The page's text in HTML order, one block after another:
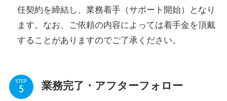
任契約を締結し、業務着手（サポート開始）となり
ます。なお、ご依頼の内容によっては着手金を頂戴
することがありますのでご了承ください。
STEP 業務完了・アフターフォロー